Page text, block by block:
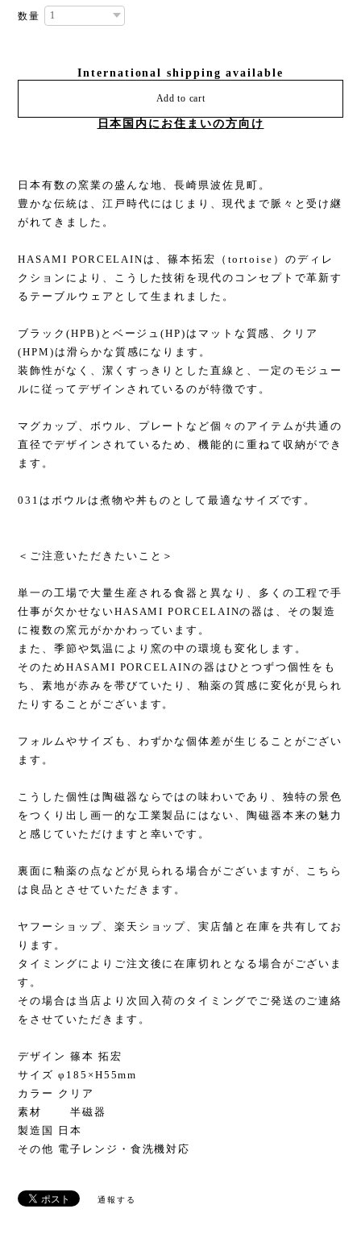
数量
International shipping available
Add to cart
日本国内にお住まいの方向け
日本有数の窯業の盛んな地、長崎県波佐見町。
豊かな伝統は、江戸時代にはじまり、現代まで脈々と受け継
がれてきました。
HASAMI PORCELAINは、篠本拓宏（tortoise）のディレ
クションにより、こうした技術を現代のコンセプトで革新す
るテーブルウェアとして生まれました。
ブラック(HPB)とベージュ(HP)はマットな質感、クリア
(HPM)は滑らかな質感になります。
装飾性がなく、潔くすっきりとした直線と、一定のモジュー
ルに従ってデザインされているのが特徴です。
マグカップ、ボウル、プレートなど個々のアイテムが共通の
直径でデザインされているため、機能的に重ねて収納ができ
ます。
031はボウルは煮物や丼ものとして最適なサイズです。
＜ご注意いただきたいこと＞
単一の工場で大量生産される食器と異なり、多くの工程で手
仕事が欠かせないHASAMI PORCELAINの器は、その製造
に複数の窯元がかかわっています。
また、季節や気温により窯の中の環境も変化します。
そのためHASAMI PORCELAINの器はひとつずつ個性をも
ち、素地が赤みを帯びていたり、釉薬の質感に変化が見られ
たりすることがございます。
フォルムやサイズも、わずかな個体差が生じることがござい
ます。
こうした個性は陶磁器ならではの味わいであり、独特の景色
をつくり出し画一的な工業製品にはない、陶磁器本来の魅力
と感じていただけますと幸いです。
裏面に釉薬の点などが見られる場合がございますが、こちら
は良品とさせていただきます。
ヤフーショップ、楽天ショップ、実店舗と在庫を共有してお
ります。
タイミングによりご注文後に在庫切れとなる場合がございま
す。
その場合は当店より次回入荷のタイミングでご発送のご連絡
をさせていただきます。
デザイン 篠本 拓宏
サイズ φ185×H55mm
カラー クリア
素材 半磁器
製造国 日本
その他 電子レンジ・食洗機対応
通報する